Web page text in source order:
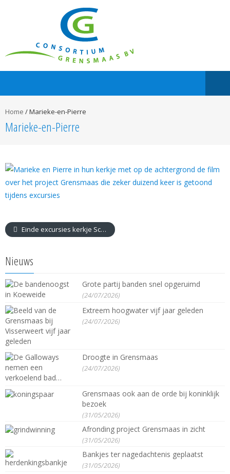
Home /Marieke-en-Pierre
Marieke-en-Pierre
Einde excursies kerkje Schipperskerk
Nieuws
Grote partij banden snel opgeruimd
(24/07/2026)
Extreem hoogwater vijf jaar geleden
(24/07/2026)
Droogte in Grensmaas
(24/07/2026)
Grensmaas ook aan de orde bij koninklijk
bezoek
(31/05/2026)
Afronding project Grensmaas in zicht
(31/05/2026)
Bankjes ter nagedachtenis geplaatst
(31/05/2026)